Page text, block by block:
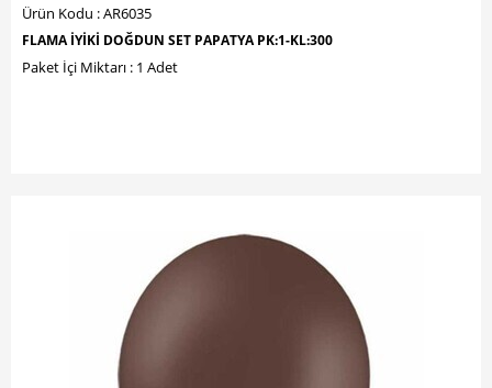
Ürün Kodu : AR6035
FLAMA İYİKİ DOĞDUN SET PAPATYA PK:1-KL:300
Paket İçi Miktarı : 1 Adet